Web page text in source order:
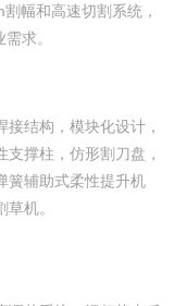
幅和高速切割系统，
求。
结构，模块化设计，
撑柱，仿形割刀盘，
簧辅助式柔性提升机
机。